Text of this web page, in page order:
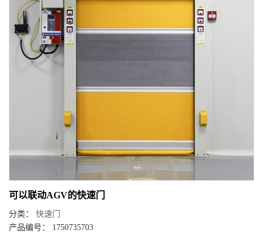
可以联动AGV的快速门
分类： 快速门
产品编号： 1750735703